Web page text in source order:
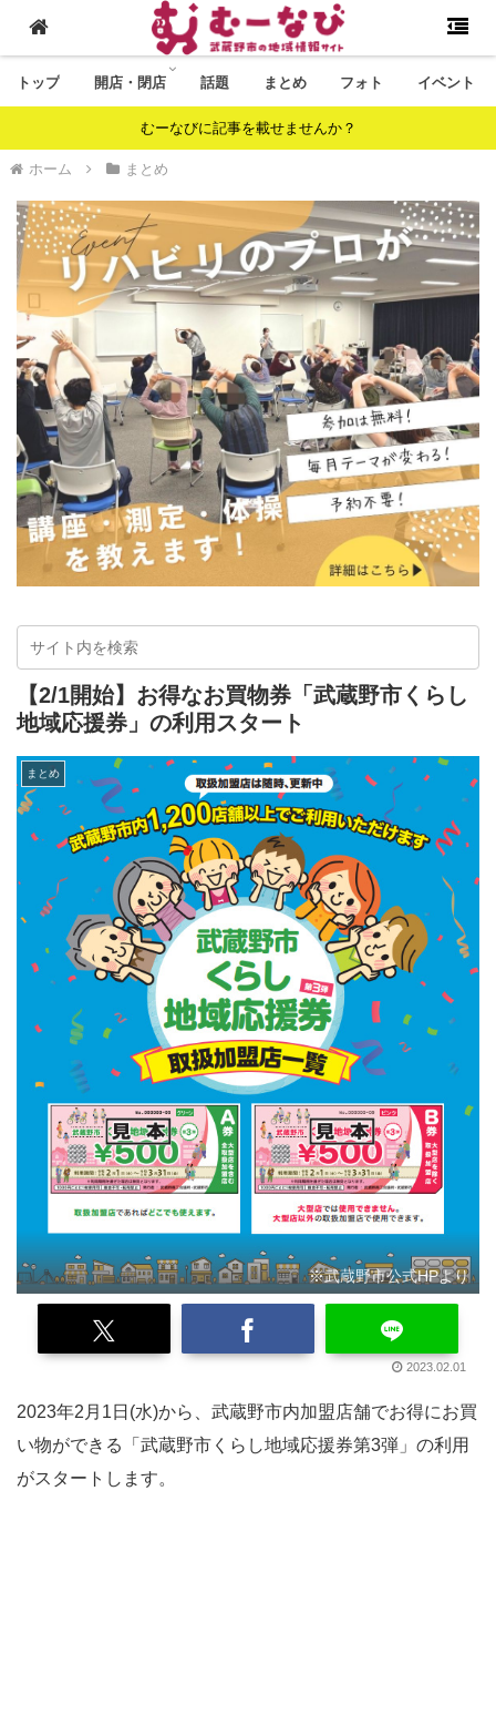
トップ 開店・閉店 話題 まとめ フォト イベント
むーなびに記事を載せませんか？
ホーム まとめ
【2/1開始】お得なお買物券「武蔵野市くらし
地域応援券」の利用スタート
まとめ
※武蔵野市公式HPより
2023.02.01
2023年2月1日(水)から、武蔵野市内加盟店舗でお得にお買
い物ができる「武蔵野市くらし地域応援券第3弾」の利用
がスタートします。